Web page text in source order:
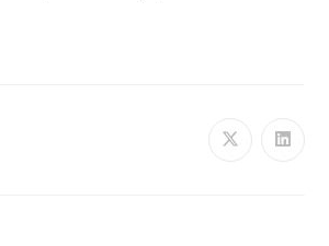
Ouvrir Ouvrir